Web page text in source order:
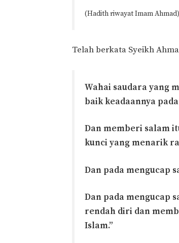
(Hadith riwayat Imam Ahmad)
Telah berkata Syeikh
Wahai saudara yang
baik keadaannya
Dan memberi salam
kunci yang menarik
Dan pada mengucap
Dan pada mengucap
rendah diri dan
Islam.”